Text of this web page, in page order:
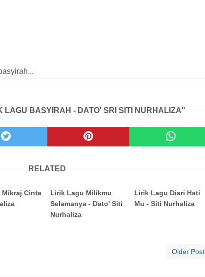
LAGU BASYIRAH - DATO' SRI SITI NURHALIZA"
RELATED
Cinta
Lirik Lagu Milikmu
Selamanya - Dato' Siti
Nurhaliza
Lirik Lagu Diari Hati
Mu - Siti Nurhaliza
Older Post